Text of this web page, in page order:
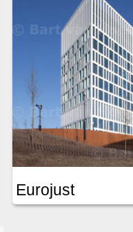
Eurojust